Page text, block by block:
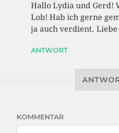
Hallo Lydia und Gerd!
Lob! Hab ich gerne
ja auch verdient. Liebe
ANTWORT
KOMMENTAR